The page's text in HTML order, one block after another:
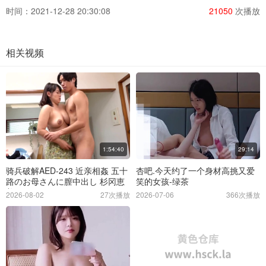
21050 次播放
时间：2021-12-28 20:30:08
相关视频
1:54:40
骑兵破解AED-243 近亲相姦 五十
路のお母さんに膣中出し 杉冈恵
美子
27次播放
2026-08-02
29:14
杏吧.今天约了一个身材高挑又爱
笑的女孩-绿茶
366次播放
2026-07-06